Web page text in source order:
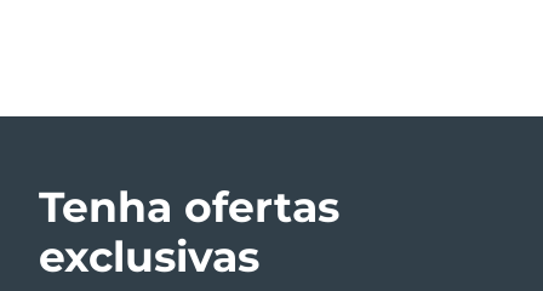
Tenha ofertas
exclusivas